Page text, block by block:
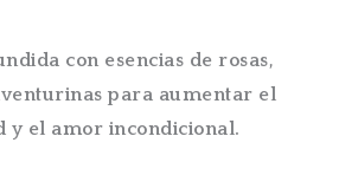
con esencias de rosas,
para aumentar el
y el amor incondicional.